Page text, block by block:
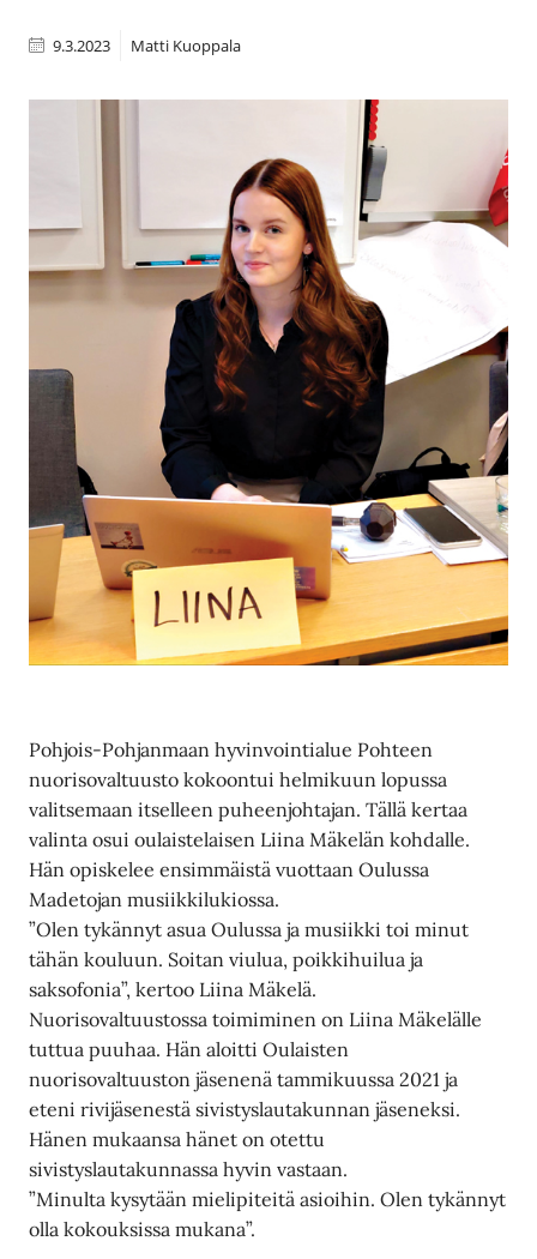
9.3.2023 Matti Kuoppala
Pohjois-Pohjanmaan hyvinvointialue Pohteen
nuorisovaltuusto kokoontui helmikuun lopussa
valitsemaan itselleen puheenjohtajan. Tällä kertaa
valinta osui oulaistelaisen Liina Mäkelän kohdalle.
Hän opiskelee ensimmäistä vuottaan Oulussa
Madetojan musiikkilukiossa.
”Olen tykännyt asua Oulussa ja musiikki toi minut
tähän kouluun. Soitan viulua, poikkihuilua ja
saksofonia”, kertoo Liina Mäkelä.
Nuorisovaltuustossa toimiminen on Liina Mäkelälle
tuttua puuhaa. Hän aloitti Oulaisten
nuorisovaltuuston jäsenenä tammikuussa 2021 ja
eteni rivijäsenestä sivistyslautakunnan jäseneksi.
Hänen mukaansa hänet on otettu
sivistyslautakunnassa hyvin vastaan.
”Minulta kysytään mielipiteitä asioihin. Olen tykännyt
olla kokouksissa mukana”.